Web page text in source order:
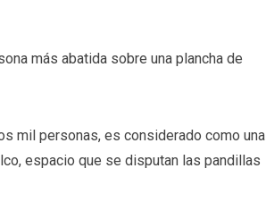
más abatida sobre una plancha de
mil personas, es considerado como una
espacio que se disputan las pandillas